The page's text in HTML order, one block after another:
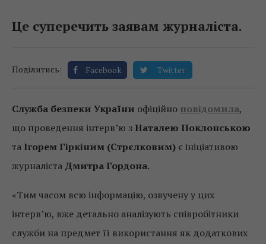
Це суперечить заявам журналіста.
Поділитись: Facebook Twitter
Служба безпеки України офіційно повідомила,
що проведення інтерв’ю з Наталею Поклонською
та Ігорем Гіркіним (Стрєлковим) є ініціативою
журналіста Дмитра Гордона.
«Тим часом всю інформацію, озвучену у цих
інтерв’ю, вже детально аналізують співробітники
служби на предмет її використання як додаткових